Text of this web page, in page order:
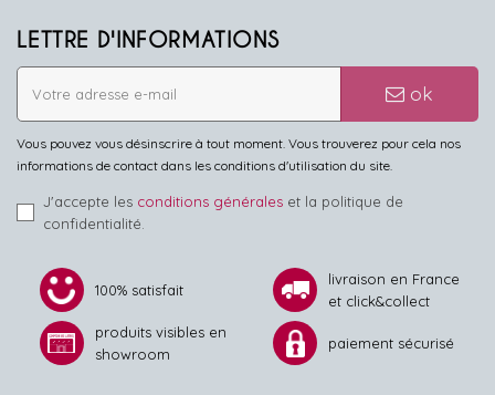
LETTRE D'INFORMATIONS
ok
Vous pouvez vous désinscrire à tout moment. Vous trouverez pour cela nos
informations de contact dans les conditions d'utilisation du site.
J'accepte les conditions générales et la politique de
confidentialité.
100% satisfait
livraison en France
et click&collect
produits visibles en
showroom
paiement sécurisé